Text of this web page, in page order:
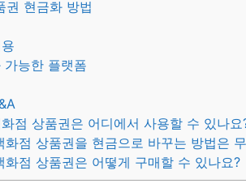
권 현금화 방법
가능한 플랫폼
점 상품권은 어디에서 사용할 수 있나요
화점 상품권을 현금으로 바꾸는 방법은
화점 상품권은 어떻게 구매할 수 있나요?